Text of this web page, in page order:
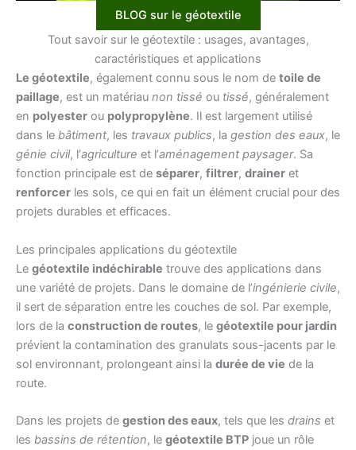
BLOG sur le géotextile
Tout savoir sur le géotextile : usages, avantages,
caractéristiques et applications
Le géotextile, également connu sous le nom de toile de
paillage, est un matériau non tissé ou tissé, généralement
en polyester ou polypropylène. Il est largement utilisé
dans le bâtiment, les travaux publics, la gestion des eaux, le
génie civil, l’agriculture et l’aménagement paysager. Sa
fonction principale est de séparer, filtrer, drainer et
renforcer les sols, ce qui en fait un élément crucial pour des
projets durables et efficaces.
Les principales applications du géotextile
Le géotextile indéchirable trouve des applications dans
une variété de projets. Dans le domaine de l’ingénierie civile,
il sert de séparation entre les couches de sol. Par exemple,
lors de la construction de routes, le géotextile pour jardin
prévient la contamination des granulats sous-jacents par le
sol environnant, prolongeant ainsi la durée de vie de la
route.
Dans les projets de gestion des eaux, tels que les drains et
les bassins de rétention, le géotextile BTP joue un rôle